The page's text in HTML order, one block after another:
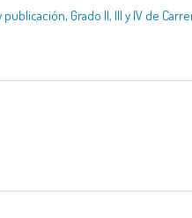
Grado II, III y IV de